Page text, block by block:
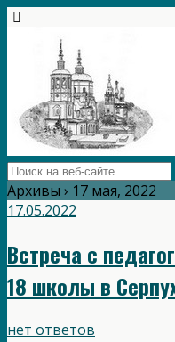
Архивы › 17 мая, 2022
17.05.2022
Встреча с
18 школы в
нет ответов